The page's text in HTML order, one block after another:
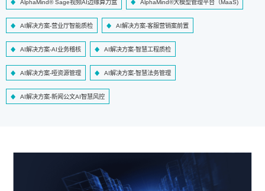
AlphaMind® Sage视频AI边缘算力盒 AlphaMind®大模型管理平台（MaaS)
AI解决方案-营业厅智能质检 AI解决方案-客服营销案前置
AI解决方案-AI业务稽核 AI解决方案-智慧工程质检
AI解决方案-哑资源管理 AI解决方案-智慧法务管理
AI解决方案-新闻公文AI智慧风控